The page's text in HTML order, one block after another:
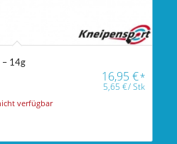
– 14g
16,95€*
5,65€/Stk
verfügbar